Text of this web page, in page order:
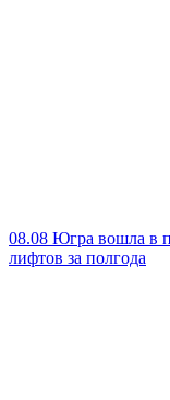
08.08 Югра вошла в
лифтов за полгода